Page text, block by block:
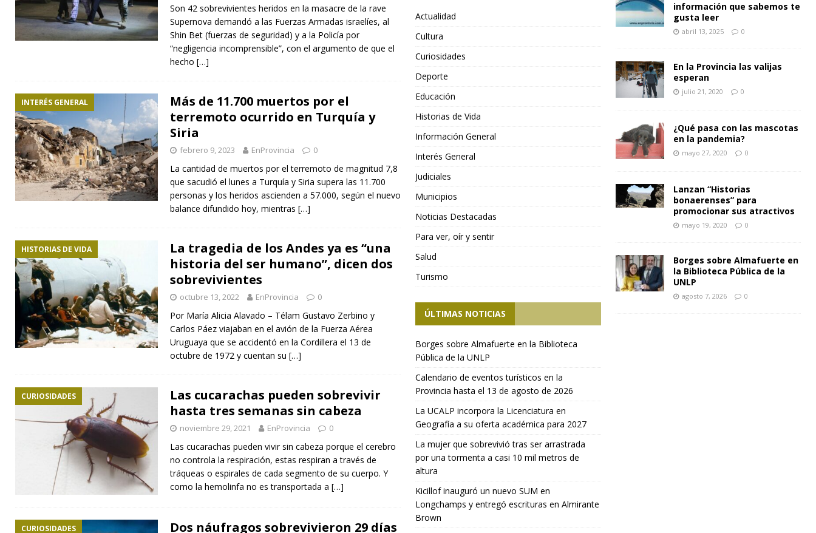
Son 42 sobrevivientes heridos en la masacre de la rave
Supernova demandó a las Fuerzas Armadas israelíes, al
Shin Bet (fuerzas de seguridad) y a la Policía por
“negligencia incomprensible”, con el argumento de que el
hecho […]
INTERÉS GENERAL
Más de 11.700 muertos por el
terremoto ocurrido en Turquía y
Siria
febrero 9, 2023 EnProvincia 0
La cantidad de muertos por el terremoto de magnitud 7,8
que sacudió el lunes a Turquía y Siria supera las 11.700
personas y los heridos ascienden a 57.000, según el nuevo
balance difundido hoy, mientras […]
HISTORIAS DE VIDA
La tragedia de los Andes ya es “una
historia del ser humano”, dicen dos
sobrevivientes
octubre 13, 2022 EnProvincia 0
Por María Alicia Alavado – Télam Gustavo Zerbino y
Carlos Páez viajaban en el avión de la Fuerza Aérea
Uruguaya que se accidentó en la Cordillera el 13 de
octubre de 1972 y cuentan su […]
CURIOSIDADES
Las cucarachas pueden sobrevivir
hasta tres semanas sin cabeza
noviembre 29, 2021 EnProvincia 0
Las cucarachas pueden vivir sin cabeza porque el cerebro
no controla la respiración, estas respiran a través de
tráqueas o espirales de cada segmento de su cuerpo. Y
como la hemolinfa no es transportada a […]
CURIOSIDADES
Dos náufragos sobrevivieron 29 días
Actualidad
Cultura
Curiosidades
Deporte
Educación
Historias de Vida
Información General
Interés General
Judiciales
Municipios
Noticias Destacadas
Para ver, oír y sentir
Salud
Turismo
ÚLTIMAS NOTICIAS
Borges sobre Almafuerte en la Biblioteca
Pública de la UNLP
Calendario de eventos turísticos en la
Provincia hasta el 13 de agosto de 2026
La UCALP incorpora la Licenciatura en
Geografía a su oferta académica para 2027
La mujer que sobrevivió tras ser arrastrada
por una tormenta a casi 10 mil metros de
altura
Kicillof inauguró un nuevo SUM en
Longchamps y entregó escrituras en Almirante
Brown
información que sabemos te
gusta leer
abril 13, 2025 0
En la Provincia las valijas
esperan
julio 21, 2020 0
¿Qué pasa con las mascotas
en la pandemia?
mayo 27, 2020 0
Lanzan “Historias
bonaerenses” para
promocionar sus atractivos
mayo 19, 2020 0
Borges sobre Almafuerte en
la Biblioteca Pública de la
UNLP
agosto 7, 2026 0